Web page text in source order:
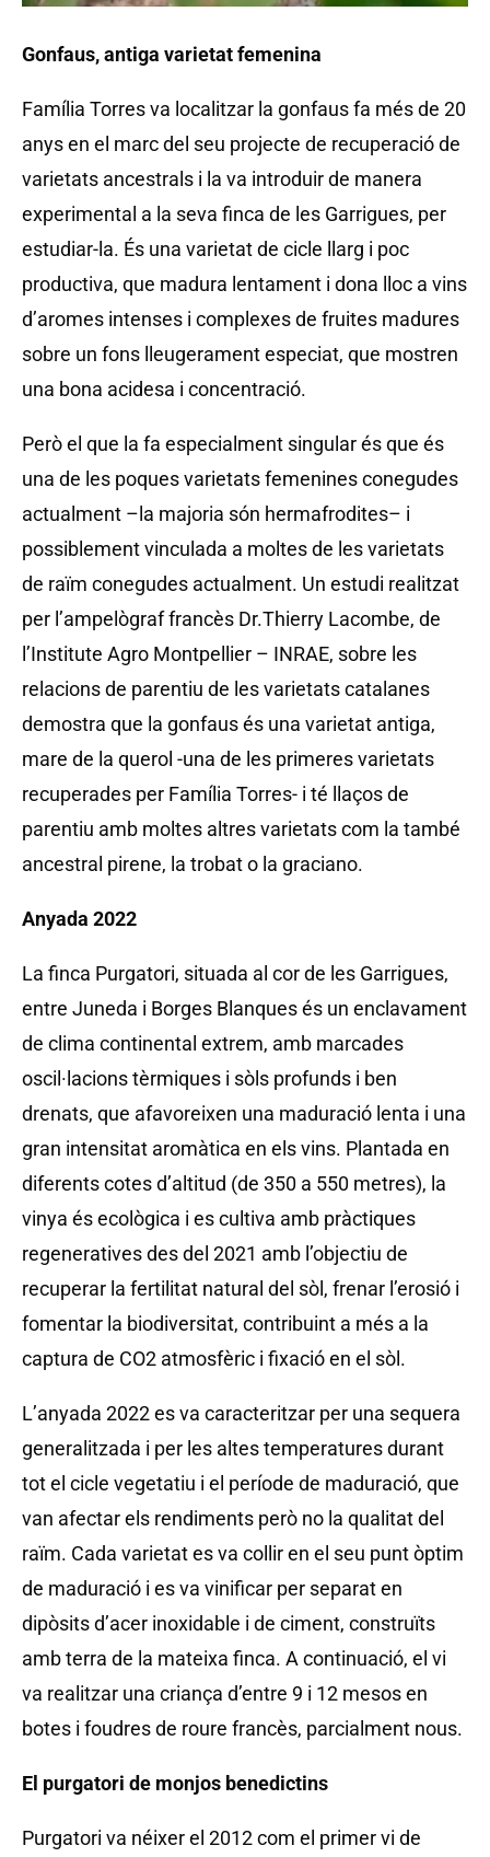
Gonfaus, antiga varietat femenina
Família Torres va localitzar la gonfaus fa més de 20
anys en el marc del seu projecte de recuperació de
varietats ancestrals i la va introduir de manera
experimental a la seva finca de les Garrigues, per
estudiar-la. És una varietat de cicle llarg i poc
productiva, que madura lentament i dona lloc a vins
d’aromes intenses i complexes de fruites madures
sobre un fons lleugerament especiat, que mostren
una bona acidesa i concentració.
Però el que la fa especialment singular és que és
una de les poques varietats femenines conegudes
actualment –la majoria són hermafrodites– i
possiblement vinculada a moltes de les varietats
de raïm conegudes actualment. Un estudi realitzat
per l’ampelògraf francès Dr.Thierry Lacombe, de
l’Institute Agro Montpellier – INRAE, sobre les
relacions de parentiu de les varietats catalanes
demostra que la gonfaus és una varietat antiga,
mare de la querol -una de les primeres varietats
recuperades per Família Torres- i té llaços de
parentiu amb moltes altres varietats com la també
ancestral pirene, la trobat o la graciano.
Anyada 2022
La finca Purgatori, situada al cor de les Garrigues,
entre Juneda i Borges Blanques és un enclavament
de clima continental extrem, amb marcades
oscil·lacions tèrmiques i sòls profunds i ben
drenats, que afavoreixen una maduració lenta i una
gran intensitat aromàtica en els vins. Plantada en
diferents cotes d’altitud (de 350 a 550 metres), la
vinya és ecològica i es cultiva amb pràctiques
regeneratives des del 2021 amb l’objectiu de
recuperar la fertilitat natural del sòl, frenar l’erosió i
fomentar la biodiversitat, contribuint a més a la
captura de CO2 atmosfèric i fixació en el sòl.
L’anyada 2022 es va caracteritzar per una sequera
generalitzada i per les altes temperatures durant
tot el cicle vegetatiu i el període de maduració, que
van afectar els rendiments però no la qualitat del
raïm. Cada varietat es va collir en el seu punt òptim
de maduració i es va vinificar per separat en
dipòsits d’acer inoxidable i de ciment, construïts
amb terra de la mateixa finca. A continuació, el vi
va realitzar una criança d’entre 9 i 12 mesos en
botes i foudres de roure francès, parcialment nous.
El purgatori de monjos benedictins
Purgatori va néixer el 2012 com el primer vi de